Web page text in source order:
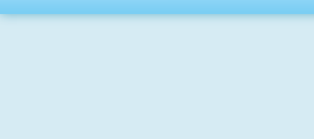
2007─2008
初級巴